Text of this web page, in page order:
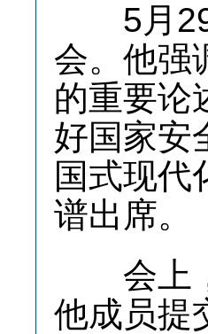
5月29
会。他强
的重要论
好国家安
国式现代
谱出席。
会上，
他成员提